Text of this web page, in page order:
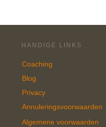
HANDIGE LINKS
Coaching
Blog
Privacy
Annuleringsvoorwaarden
Algemene voorwaarden